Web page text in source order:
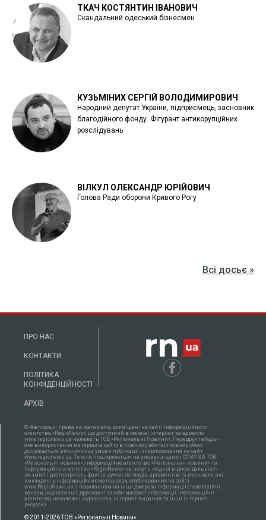
ТКАЧ КОСТЯНТИН ІВАНОВИЧ
Скандальний одеський бізнесмен
КУЗЬМІНИХ СЕРГІЙ ВОЛОДИМИРОВИЧ
Народний депутат України, підприємець, засновник
благодійного фонду. Фігурант антикорупційних
розслідувань
ВІЛКУЛ ОЛЕКСАНДР ЮРІЙОВИЧ
Голова Ради оборони Кривого Рогу
Всі досьє »
ПРО НАС
КОНТАКТИ
ПОЛІТИКА
КОНФІДЕНЦІЙНОСТІ
АРХІВ
© Авторські права на матеріали, розміщені на сайті Інформаційного
агентства «RegioNews», що доступний в мережі Інтернет за адресою:
www.regionews.ua належать ТОВ «Регіональні Новини». Передрук та будь-
яке використання матеріалів сайту в повному або частковому об'ємі
допускається виключно за умови публікації гіперпосилання на сайт
www.regionews.ua. Тексти поширюються нa умовах ліцензії CC-BY-SA ТОВ
«Регіональні новини», Інформаційне агентство «Регіональні новини» та
Інформаційне агентство «RegioNews» не несуть жодної відповідальності
за зміст і достовірність фактів, думок, поглядів, аргументів та висновки, які
викладені у інформаційних матеріалах, опублікованих на сайті
www.RegioNews.ua з посиланням на інші джерела інформації (телевізійні
канали, радіостанції, друковані засоби масової інформації, інформаційні
агентства, незалежні журналісти, інтернет-видання та інші інтернет-
ресурси).
© 2011-2026 ТОВ «Регіональні Новини»